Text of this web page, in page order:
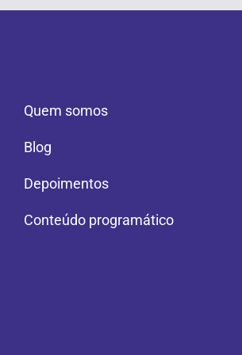
Quem somos
Blog
Depoimentos
Conteúdo programático